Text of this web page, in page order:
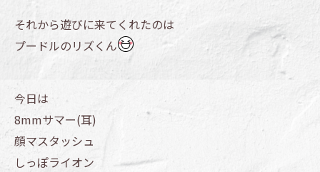
それから遊びに来てくれたのは
プードルのリズくん
今日は
8mmサマー(耳)
顔マスタッシュ
しっぽライオン